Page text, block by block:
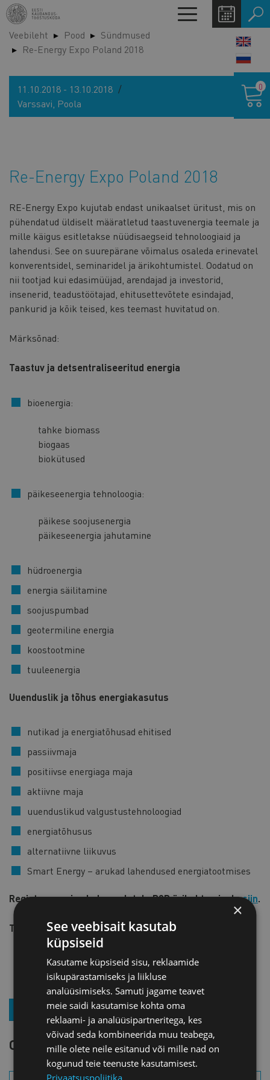
Liigu
edasi
põhisisu
juurde
Toggle
navigation
Veebileht Pood
Sündmused
Re-Energy Expo Poland 2018
11.10.2018 - 13.10.2018
Varssavi, Poola
Re-Energy Expo Poland 2018
RE-Energy Expo kujutab endast unikaalset üritust, mis on
pühendatud üldiselt määratletud taastuvenergia teemale ja
mille käigus esitletakse nüüdisaegseid tehnoloogiaid ja
lahendusi. See on suurepärane võimalus osaleda erinevatel
konverentsidel, seminaridel ja ärikohtumistel. Oodatud on
nii tootjad kui edasimüüjad, arendajad ja investorid,
insenerid, teadustöötajad, ehitusettevõtete esindajad,
pankurid ja kõik teised, kes teemast huvitatud on.
Märksõnad:
Taastuv ja detsentraliseeritud energia
bioenergia:
tahke biomass
biogaas
biokütused
päikeseenergia tehnoloogia:
päikese soojusenergia
päikeseenergia jahutamine
hüdroenergia
energia säilitamine
soojuspumbad
geotermiline energia
koostootmine
tuuleenergia
Uuenduslik ja tõhus energiakasutus
nutikad ja energiatõhusad ehitised
passiivmaja
positiivse energiaga maja
aktiivne maja
uuenduslikud valgustustehnoloogiad
energiatõhusus
alternatiivne liikuvus
Smart Energy – arukad lahendused energiatootmises
Registreerumine kahepoolstele B2B ärikohtumiselesiin.
Täpsem informatsioon ja registreerimine
0
LIITU UUDISKIRJAGA
OTSI SÜNDMUST
×
See veebisait kasutab
küpsiseid
Kasutame küpsiseid sisu, reklaamide
isikupärastamiseks ja liikluse
analüüsimiseks. Samuti jagame teavet
meie saidi kasutamise kohta oma
reklaami- ja analüüsipartneritega, kes
võivad seda kombineerida muu teabega,
mille olete neile esitanud või mille nad on
kogunud teie teenuste kasutamisest.
Privaatsuspoliitika